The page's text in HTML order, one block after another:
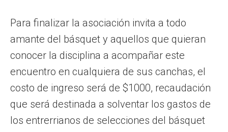
Para finalizar la asociación invita a todo
amante del básquet y aquellos que quieran
conocer la disciplina a acompañar este
encuentro en cualquiera de sus canchas, el
costo de ingreso será de $1000, recaudación
que será destinada a solventar los gastos de
los entrerrianos de selecciones del básquet